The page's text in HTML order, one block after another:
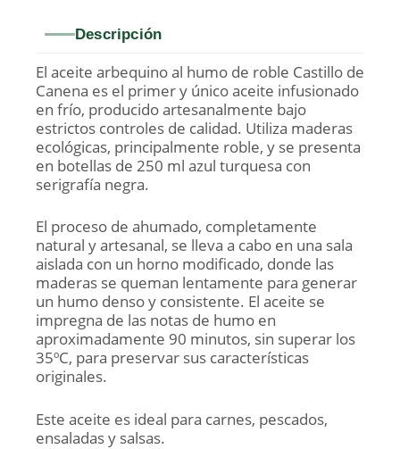
Descripción
El aceite arbequino al humo de roble Castillo de
Canena es el primer y único aceite infusionado
en frío, producido artesanalmente bajo
estrictos controles de calidad. Utiliza maderas
ecológicas, principalmente roble, y se presenta
en botellas de 250 ml azul turquesa con
serigrafía negra.
El proceso de ahumado, completamente
natural y artesanal, se lleva a cabo en una sala
aislada con un horno modificado, donde las
maderas se queman lentamente para generar
un humo denso y consistente. El aceite se
impregna de las notas de humo en
aproximadamente 90 minutos, sin superar los
35ºC, para preservar sus características
originales.
Este aceite es ideal para carnes, pescados,
ensaladas y salsas.